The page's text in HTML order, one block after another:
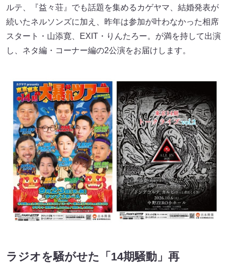
ルテ、『益々荘』でも話題を集めるカゲヤマ、結婚発表が
続いたネルソンズに加え、昨年は参加が叶わなかった相席
スタート・山添寛、EXIT・りんたろー。が満を持して出演
し、ネタ編・コーナー編の2公演をお届けします。
ラジオを騒がせた「14期騒動」再